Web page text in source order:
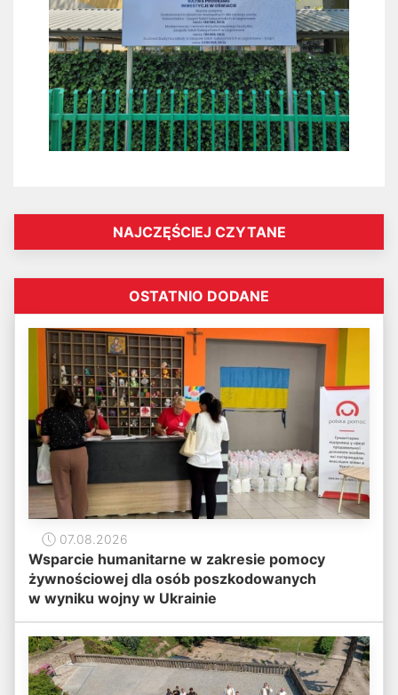
NAJCZĘŚCIEJ CZYTANE
OSTATNIO DODANE
07.08.2026
Wsparcie humanitarne w zakresie pomocy
żywnościowej dla osób poszkodowanych
w wyniku wojny w Ukrainie